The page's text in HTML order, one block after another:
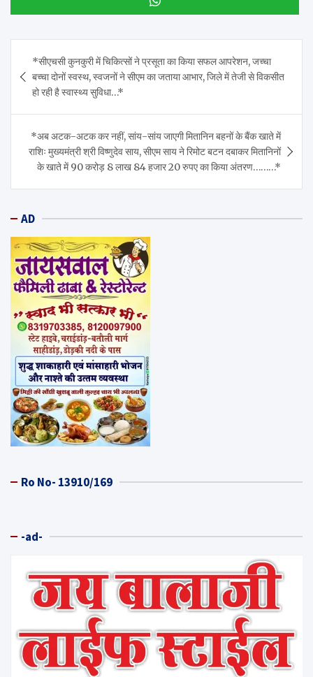
navigation
*सीएचसी कुनकुरी में चिकित्सों ने प्रसूता का किया सफल आपरेशन, जच्चा
बच्चा दोनों स्वस्थ, स्वजनों ने सीएम का जताया आभार, जिले में तेजी से विकसीत
हो रही है स्वास्थ्य सुविधा…*
*अब अटक-अटक कर नहीं, सांय-सांय जाएगी मितानिन बहनों के बैंक खाते में
राशिः मुख्यमंत्री श्री विष्णुदेव साय, सीएम साय ने रिमोट बटन दबाकर मितानिनों
के खाते में 90 करोड़ 8 लाख 84 हजार 20 रुपए का किया अंतरण………*
AD
Ro No- 13910/169
-ad-